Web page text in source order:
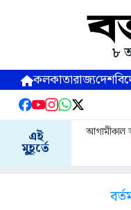
৮
কলকাতারাজ্যদেশ
এই
মুহূর্তে
আগামীকাল